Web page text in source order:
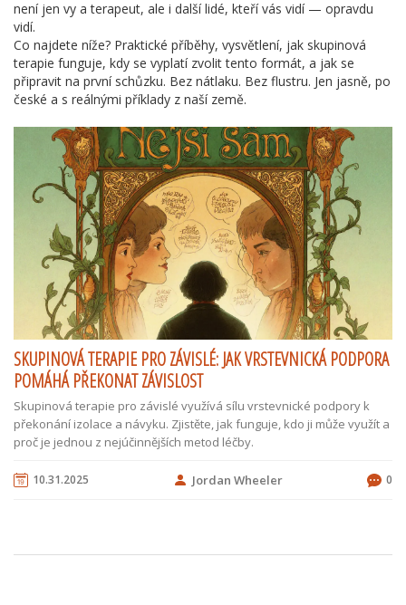
není jen vy a terapeut, ale i další lidé, kteří vás vidí — opravdu
vidí.
Co najdete níže? Praktické příběhy, vysvětlení, jak skupinová
terapie funguje, kdy se vyplatí zvolit tento formát, a jak se
připravit na první schůzku. Bez nátlaku. Bez flustru. Jen jasně, po
české a s reálnými příklady z naší země.
SKUPINOVÁ TERAPIE PRO ZÁVISLÉ: JAK VRSTEVNICKÁ PODPORA
POMÁHÁ PŘEKONAT ZÁVISLOST
Skupinová terapie pro závislé využívá sílu vrstevnické podpory k
překonání izolace a návyku. Zjistěte, jak funguje, kdo ji může využít a
proč je jednou z nejúčinnějších metod léčby.
10.31.2025 Jordan Wheeler 0